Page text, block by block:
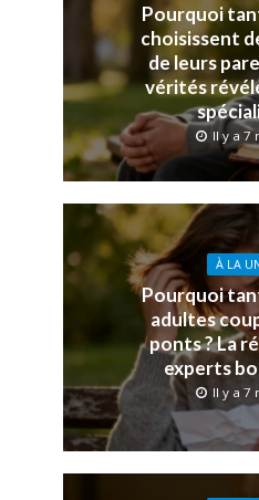
Pourquoi
choisissent
de leurs
vérités
Il y a 7
À LA
Pourquoi
adultes
ponts ? La
experts
Il y a 7